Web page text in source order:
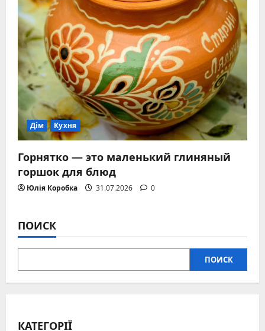
Дім Кухня
Горнятко — это маленький глиняный
горшок для блюд
Юлія Коробка 31.07.2026 0
ПОИСК
ПОИСК
КАТЕГОРІЇ